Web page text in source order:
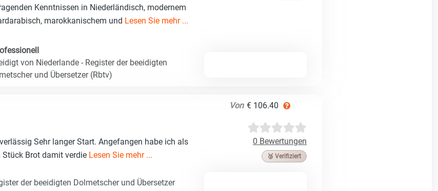
Kenntnissen in Niederländisch, modernem
marokkanischem und Lesen Sie mehr ...
von Niederlande - Register der beeidigten
und Übersetzer (Rbtv)
Von € 106.40
0 Bewertungen
🥉 Verifiziert
Sehr langer Start. Angefangen habe ich als
Brot damit verdie Lesen Sie mehr ...
der beeidigten Dolmetscher und Übersetzer